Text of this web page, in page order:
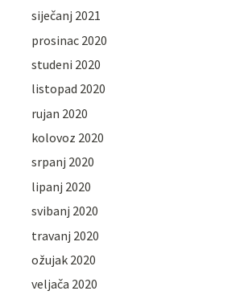
siječanj 2021
prosinac 2020
studeni 2020
listopad 2020
rujan 2020
kolovoz 2020
srpanj 2020
lipanj 2020
svibanj 2020
travanj 2020
ožujak 2020
veljača 2020